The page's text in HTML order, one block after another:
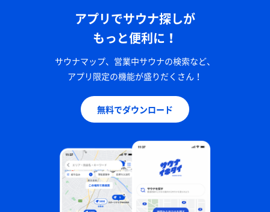
アプリでサウナ探しが
もっと便利に！
サウナマップ、営業中サウナの検索など、
アプリ限定の機能が盛りだくさん！
無料でダウンロード